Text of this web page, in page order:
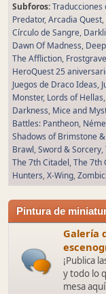
Subforos Traducciones
Predator Arcadia Quest
Círculo de Sangre
Dawn Of Madness
The Affliction Frostgrave
HeroQuest 25
Juegos de Draco Ideas
Monster Lords of Hellas
Darkness Mice and
Battles: Pantheon
Shadows of Brimstone
Brawl Sword & Sorcery
The 7th Citadel The 7th
Hunters X-Wing
Pintura de
Galería
¡Publica
y todo lo
mesa